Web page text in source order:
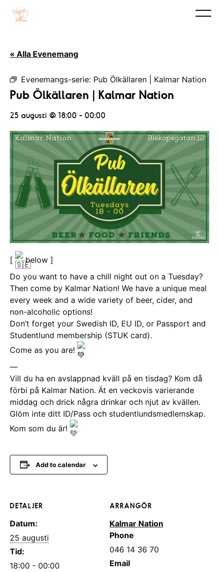
« Alla Evenemang
Evenemangs-serie: Pub Ölkällaren | Kalmar Nation
Pub Ölkällaren | Kalmar Nation
25 augusti @ 18:00 - 00:00
[
below ]
Do you want to have a chill night out on a Tuesday?
Then come by Kalmar Nation! We have a unique meal
every week and a wide variety of beer, cider, and
non-alcoholic options!
Don’t forget your Swedish ID, EU ID, or Passport and
Studentlund membership (STUK card).
Come as you are!
—
Vill du ha en avslappnad kväll på en tisdag? Kom då
förbi på Kalmar Nation. Ät en veckovis varierande
middag och drick några drinkar och njut av kvällen.
Glöm inte ditt ID/Pass och studentlundsmedlemskap.
Kom som du är!
Add to calendar
DETALJER
Datum:
25 augusti
Tid:
18:00 - 00:00
ARRANGÖR
Kalmar Nation
Phone
046 14 36 70
Email